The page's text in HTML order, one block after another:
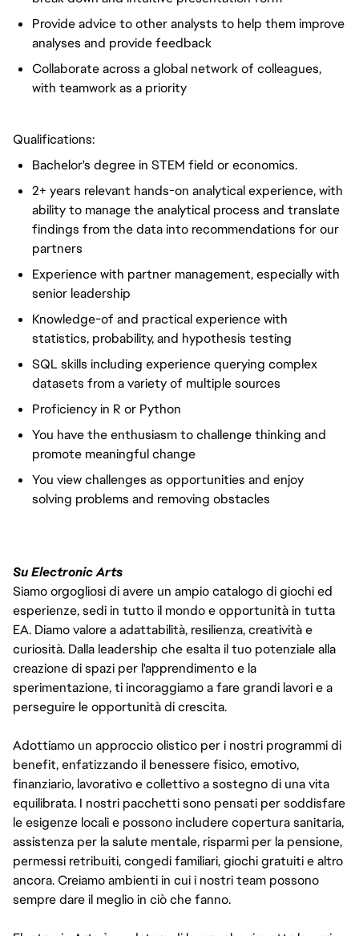
Provide advice to other analysts to help them improve
analyses and provide feedback
Collaborate across a global network of colleagues,
with teamwork as a priority
Qualifications:
Bachelor's degree in STEM field or economics.
2+ years relevant hands-on analytical experience, with
ability to manage the analytical process and translate
findings from the data into recommendations for our
partners
Experience with partner management, especially with
senior leadership
Knowledge-of and practical experience with
statistics, probability, and hypothesis testing
SQL skills including experience querying complex
datasets from a variety of multiple sources
Proficiency in R or Python
You have the enthusiasm to challenge thinking and
promote meaningful change
You view challenges as opportunities and enjoy
solving problems and removing obstacles
Su Electronic Arts
Siamo orgogliosi di avere un ampio catalogo di giochi ed
esperienze, sedi in tutto il mondo e opportunità in tutta
EA. Diamo valore a adattabilità, resilienza, creatività e
curiosità. Dalla leadership che esalta il tuo potenziale alla
creazione di spazi per l'apprendimento e la
sperimentazione, ti incoraggiamo a fare grandi lavori e a
perseguire le opportunità di crescita.
Adottiamo un approccio olistico per i nostri programmi di
benefit, enfatizzando il benessere fisico, emotivo,
finanziario, lavorativo e collettivo a sostegno di una vita
equilibrata. I nostri pacchetti sono pensati per soddisfare
le esigenze locali e possono includere copertura sanitaria,
assistenza per la salute mentale, risparmi per la pensione,
permessi retribuiti, congedi familiari, giochi gratuiti e altro
ancora. Creiamo ambienti in cui i nostri team possono
sempre dare il meglio in ciò che fanno.